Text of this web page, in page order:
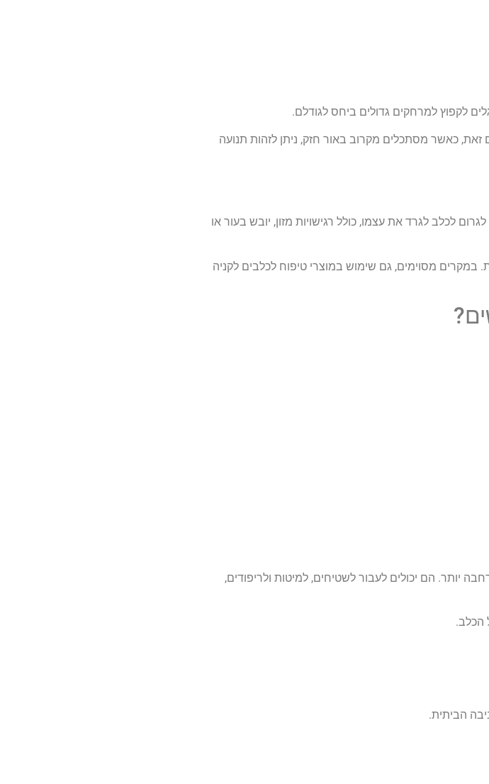
לקפוץ למרחקים גדולים ביחס לגודלם.
זאת, כאשר מסתכלים מקרוב באור חזק, ניתן לזהות תנועה
לכלב לגרד את עצמו, כולל רגישויות מזון, יובש בעור או
במקרים מסוימים, גם שימוש במוצרי טיפוח לכלבים לקניה
יותר. הם יכולים לעבור לשטיחים, למיטות ולריפודים,
הכלב.
הביתית.